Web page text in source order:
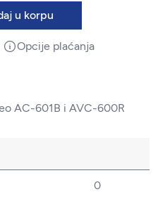
u korpu
Opcije plaćanja
AC-601B i AVC-600R
0